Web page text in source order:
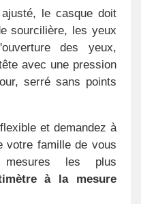
le casque doit
sourcilière, les yeux
des yeux,
avec une pression
serré sans points
et demandez à
votre famille de vous
les plus
à la mesure